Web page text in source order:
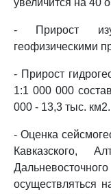
увеличится на 40
- Прирост
геофизическими
- Прирост
1:1 000 000
000 - 13,3 тыс. км2.
- Оценка
Кавказского,
осуществляться